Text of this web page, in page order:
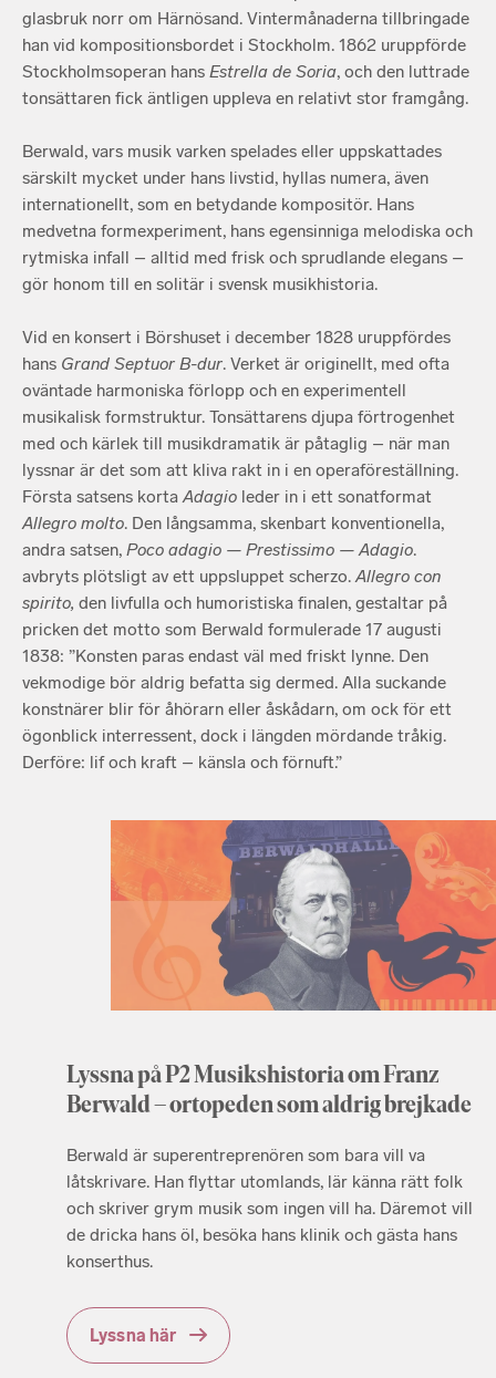
glasbruk norr om Härnösand. Vintermånaderna tillbringade
han vid kompositionsbordet i Stockholm. 1862 uruppförde
Stockholmsoperan hans Estrella de Soria, och den luttrade
tonsättaren fick äntligen uppleva en relativt stor framgång.
Berwald, vars musik varken spelades eller uppskattades
särskilt mycket under hans livstid, hyllas numera, även
internationellt, som en betydande kompositör. Hans
medvetna formexperiment, hans egensinniga melodiska och
rytmiska infall – alltid med frisk och sprudlande elegans –
gör honom till en solitär i svensk musikhistoria.
Vid en konsert i Börshuset i december 1828 uruppfördes
hans Grand Septuor B-dur. Verket är originellt, med ofta
oväntade harmoniska förlopp och en experimentell
musikalisk formstruktur. Tonsättarens djupa förtrogenhet
med och kärlek till musikdramatik är påtaglig – när man
lyssnar är det som att kliva rakt in i en operaföreställning.
Första satsens korta Adagio leder in i ett sonatformat
Allegro molto. Den långsamma, skenbart konventionella,
andra satsen, Poco adagio — Prestissimo — Adagio.
avbryts plötsligt av ett uppsluppet scherzo. Allegro con
spirito, den livfulla och humoristiska finalen, gestaltar på
pricken det motto som Berwald formulerade 17 augusti
1838: ”Konsten paras endast väl med friskt lynne. Den
vekmodige bör aldrig befatta sig dermed. Alla suckande
konstnärer blir för åhörarn eller åskådarn, om ock för ett
ögonblick interressent, dock i längden mördande tråkig.
Derföre: lif och kraft – känsla och förnuft.”
Lyssna på P2 Musikshistoria om Franz
Berwald – ortopeden som aldrig brejkade
Berwald är superentreprenören som bara vill va
låtskrivare. Han flyttar utomlands, lär känna rätt folk
och skriver grym musik som ingen vill ha. Däremot vill
de dricka hans öl, besöka hans klinik och gästa hans
konserthus.
Lyssna här